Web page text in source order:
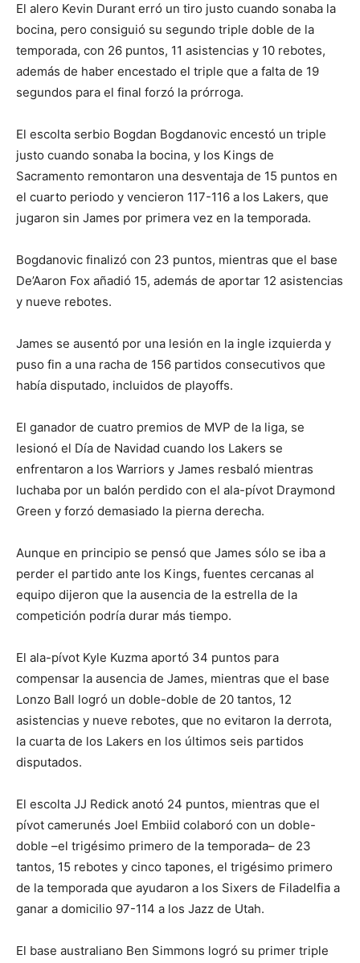
El alero Kevin Durant erró un tiro justo cuando sonaba la
bocina, pero consiguió su segundo triple doble de la
temporada, con 26 puntos, 11 asistencias y 10 rebotes,
además de haber encestado el triple que a falta de 19
segundos para el final forzó la prórroga.
El escolta serbio Bogdan Bogdanovic encestó un triple
justo cuando sonaba la bocina, y los Kings de
Sacramento remontaron una desventaja de 15 puntos en
el cuarto periodo y vencieron 117-116 a los Lakers, que
jugaron sin James por primera vez en la temporada.
Bogdanovic finalizó con 23 puntos, mientras que el base
De’Aaron Fox añadió 15, además de aportar 12 asistencias
y nueve rebotes.
James se ausentó por una lesión en la ingle izquierda y
puso fin a una racha de 156 partidos consecutivos que
había disputado, incluidos de playoffs.
El ganador de cuatro premios de MVP de la liga, se
lesionó el Día de Navidad cuando los Lakers se
enfrentaron a los Warriors y James resbaló mientras
luchaba por un balón perdido con el ala-pívot Draymond
Green y forzó demasiado la pierna derecha.
Aunque en principio se pensó que James sólo se iba a
perder el partido ante los Kings, fuentes cercanas al
equipo dijeron que la ausencia de la estrella de la
competición podría durar más tiempo.
El ala-pívot Kyle Kuzma aportó 34 puntos para
compensar la ausencia de James, mientras que el base
Lonzo Ball logró un doble-doble de 20 tantos, 12
asistencias y nueve rebotes, que no evitaron la derrota,
la cuarta de los Lakers en los últimos seis partidos
disputados.
El escolta JJ Redick anotó 24 puntos, mientras que el
pívot camerunés Joel Embiid colaboró con un doble-
doble –el trigésimo primero de la temporada– de 23
tantos, 15 rebotes y cinco tapones, el trigésimo primero
de la temporada que ayudaron a los Sixers de Filadelfia a
ganar a domicilio 97-114 a los Jazz de Utah.
El base australiano Ben Simmons logró su primer triple